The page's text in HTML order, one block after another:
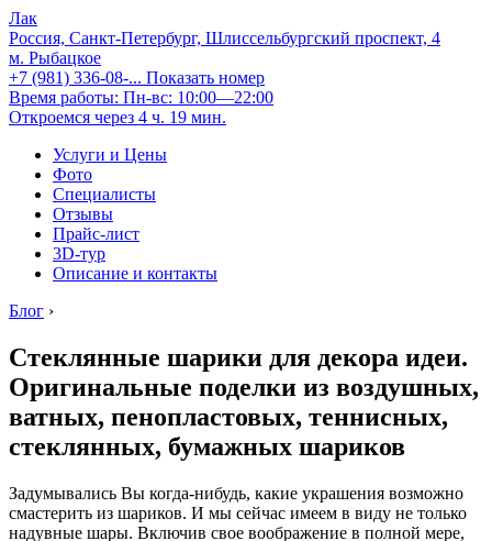
Лак
Россия, Санкт-Петербург, Шлиссельбургский проспект, 4
м. Рыбацкое
+7 (981) 336-08-... Показать номер
Время работы: Пн-вс: 10:00—22:00
Откроемся через 4 ч. 19 мин.
Услуги и Цены
Фото
Специалисты
Отзывы
Прайс-лист
3D-тур
Описание и контакты
Блог ›
Стеклянные шарики для декора идеи.
Оригинальные поделки из воздушных,
ватных, пенопластовых, теннисных,
стеклянных, бумажных шариков
Задумывались Вы когда-нибудь, какие украшения возможно
смастерить из шариков. И мы сейчас имеем в виду не только
надувные шары. Включив свое воображение в полной мере,